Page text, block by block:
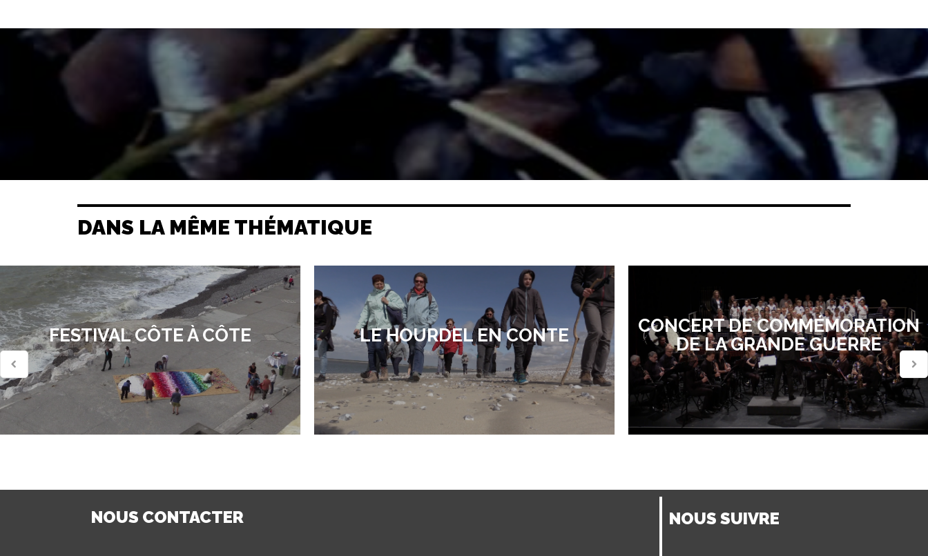
DANS LA MÊME THÉMATIQUE
FESTIVAL CÔTE À CÔTE LE HOURDEL EN CONTE
CONCERT DE COMMÉMORATION
DE LA GRANDE GUERRE
NOUS CONTACTER NOUS SUIVRE